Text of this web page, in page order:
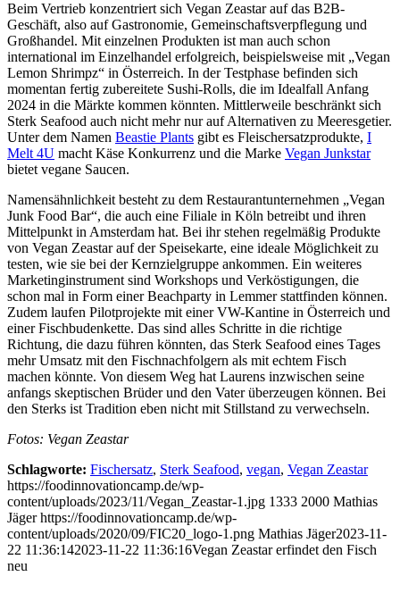
Beim Vertrieb konzentriert sich Vegan Zeastar auf das B2B-
Geschäft, also auf Gastronomie, Gemeinschaftsverpflegung und
Großhandel. Mit einzelnen Produkten ist man auch schon
international im Einzelhandel erfolgreich, beispielsweise mit „Vegan
Lemon Shrimpz“ in Österreich. In der Testphase befinden sich
momentan fertig zubereitete Sushi-Rolls, die im Idealfall Anfang
2024 in die Märkte kommen könnten. Mittlerweile beschränkt sich
Sterk Seafood auch nicht mehr nur auf Alternativen zu Meeresgetier.
Unter dem Namen Beastie Plants gibt es Fleischersatzprodukte, I
Melt 4U macht Käse Konkurrenz und die Marke Vegan Junkstar
bietet vegane Saucen.
Namensähnlichkeit besteht zu dem Restaurantunternehmen „Vegan
Junk Food Bar“, die auch eine Filiale in Köln betreibt und ihren
Mittelpunkt in Amsterdam hat. Bei ihr stehen regelmäßig Produkte
von Vegan Zeastar auf der Speisekarte, eine ideale Möglichkeit zu
testen, wie sie bei der Kernzielgruppe ankommen. Ein weiteres
Marketinginstrument sind Workshops und Verköstigungen, die
schon mal in Form einer Beachparty in Lemmer stattfinden können.
Zudem laufen Pilotprojekte mit einer VW-Kantine in Österreich und
einer Fischbudenkette. Das sind alles Schritte in die richtige
Richtung, die dazu führen könnten, das Sterk Seafood eines Tages
mehr Umsatz mit den Fischnachfolgern als mit echtem Fisch
machen könnte. Von diesem Weg hat Laurens inzwischen seine
anfangs skeptischen Brüder und den Vater überzeugen können. Bei
den Sterks ist Tradition eben nicht mit Stillstand zu verwechseln.
Fotos: Vegan Zeastar
Schlagworte: Fischersatz, Sterk Seafood, vegan, Vegan Zeastar
https://foodinnovationcamp.de/wp-
content/uploads/2023/11/Vegan_Zeastar-1.jpg 1333 2000 Mathias
Jäger https://foodinnovationcamp.de/wp-
content/uploads/2020/09/FIC20_logo-1.png Mathias Jäger2023-11-
22 11:36:142023-11-22 11:36:16Vegan Zeastar erfindet den Fisch
neu